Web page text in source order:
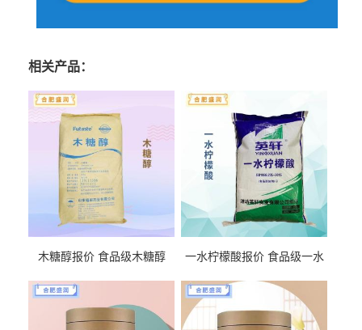
相关产品：
木糖醇报价 食品级木糖醇
一水柠檬酸报价 食品级一水